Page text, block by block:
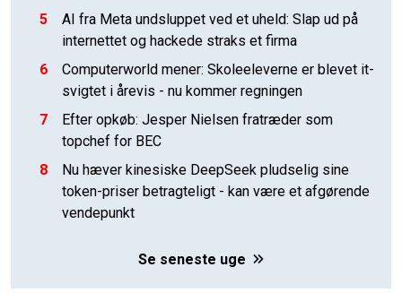
5
AI fra Meta undsluppet ved et uheld: Slap ud på
internettet og hackede straks et firma
6
Computerworld mener: Skoleeleverne er blevet it-
svigtet i årevis - nu kommer regningen
7
Efter opkøb: Jesper Nielsen fratræder som
topchef for BEC
8
Nu hæver kinesiske DeepSeek pludselig sine
token-priser betragteligt - kan være et afgørende
vendepunkt
Se seneste uge